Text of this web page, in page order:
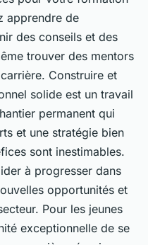
apprendre de
des conseils et des
trouver des mentors
Construire et
solide est un travail
permanent qui
et une stratégie bien
sont inestimables.
à progresser dans
opportunités et
Pour les jeunes
exceptionnelle de se